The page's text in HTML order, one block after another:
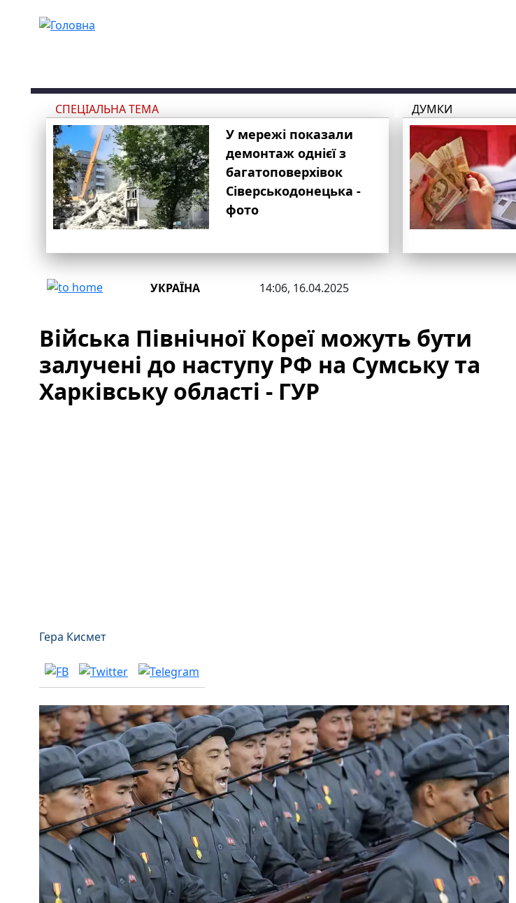
СПЕЦІАЛЬНА ТЕМА
У мережі показали
демонтаж однієї з
багатоповерхівок
Сіверськодонецька -
фото
ДУМКИ
УКРАЇНА 14:06, 16.04.2025
Війська Північної Кореї можуть бути
залучені до наступу РФ на Сумську та
Харківську області - ГУР
Гера Кисмет